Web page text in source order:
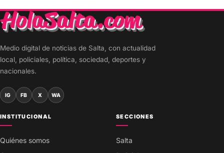
Medio digital de noticias de Salta, con actualidad
local, policiales, política, sociedad, deportes y
nacionales.
IG FB X WA
INSTITUCIONAL
Quiénes somos
SECCIONES
Salta